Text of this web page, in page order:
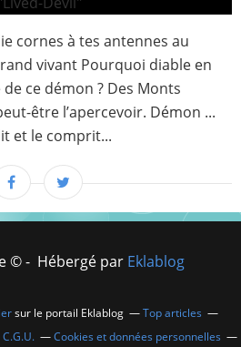
cornes à tes antennes au
vivant Pourquoi diable en
ce démon ? Des Monts
être l’apercevoir. Démon ...
et le comprit...
© - Hébergé par Eklablog
sur le portail Eklablog
Top articles
C.G.U.
Cookies et données personnelles